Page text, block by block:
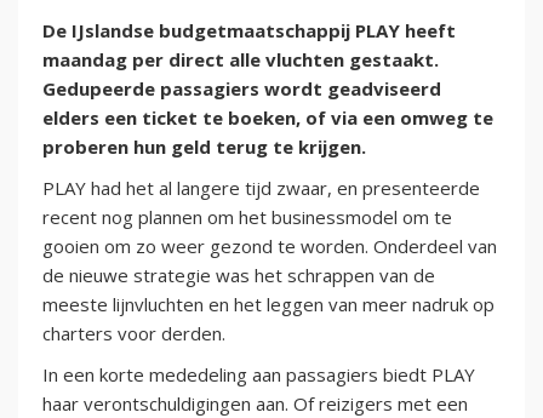
De IJslandse budgetmaatschappij PLAY heeft
maandag per direct alle vluchten gestaakt.
Gedupeerde passagiers wordt geadviseerd
elders een ticket te boeken, of via een omweg te
proberen hun geld terug te krijgen.
PLAY had het al langere tijd zwaar, en presenteerde
recent nog plannen om het businessmodel om te
gooien om zo weer gezond te worden. Onderdeel van
de nieuwe strategie was het schrappen van de
meeste lijnvluchten en het leggen van meer nadruk op
charters voor derden.
In een korte mededeling aan passagiers biedt PLAY
haar verontschuldigingen aan. Of reizigers met een